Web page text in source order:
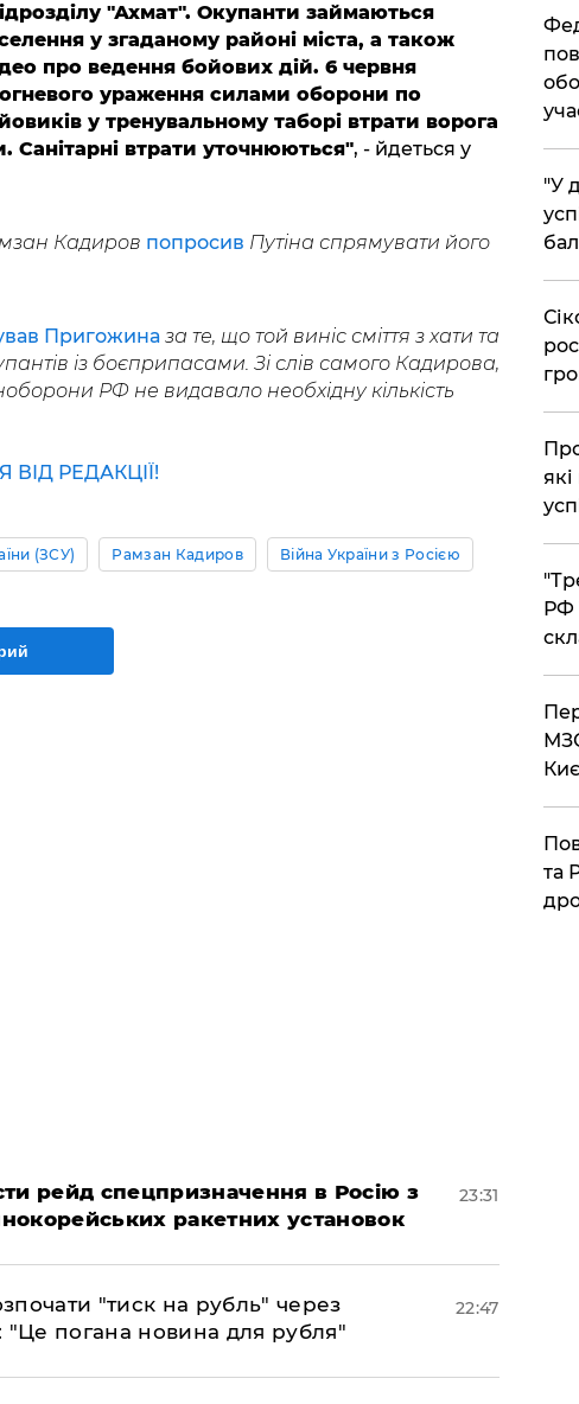
"Ахмат". Окупанти займаються
у згаданому районі міста, а також
про ведення бойових дій. 6 червня
ураження силами оборони по
у тренувальному таборі втрати ворога
Санітарні втрати уточнюються", - йдеться у
Кадиров попросив Путіна спрямувати його
Пригожиназа те, що той виніс сміття з хати та
із боєприпасами. Зі слів самого Кадирова,
РФ не видавало необхідну кількість
РЕДАКЦІЇ!
(ЗСУ) Рамзан Кадиров Війна України з Росією
рейд спецпризначення в Росію з
ракетних установок
23:31
"тиск на рубль" через
"Це погана новина для рубля"
22:47
​"У
РФ
та